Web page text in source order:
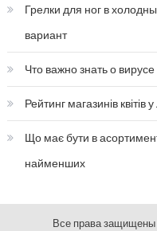
Грелки для ног в
вариант
Что важно знать о
Рейтинг магазинів квітів
Що має бути в
найменших
Все права